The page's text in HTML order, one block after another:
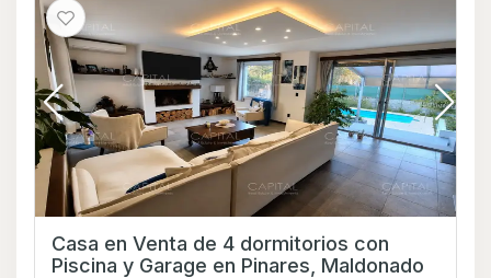
Casa en Venta de 4 dormitorios con
Piscina y Garage en Pinares, Maldonado